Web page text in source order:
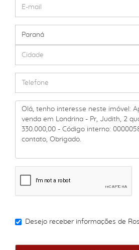
Desejo receber informações de